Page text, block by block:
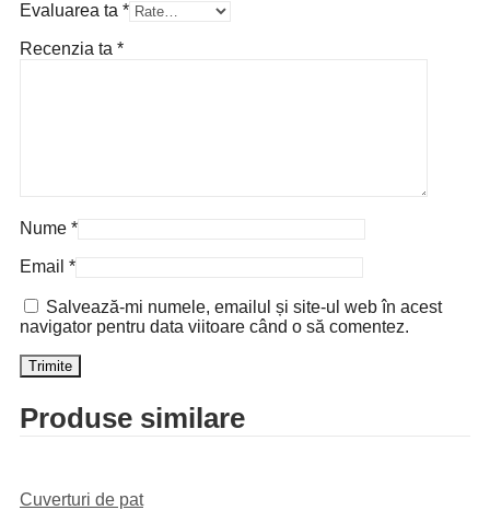
Evaluarea ta *
Recenzia ta *
Nume *
Email *
Salvează-mi numele, emailul și site-ul web în acest
navigator pentru data viitoare când o să comentez.
Produse similare
Cuverturi de pat